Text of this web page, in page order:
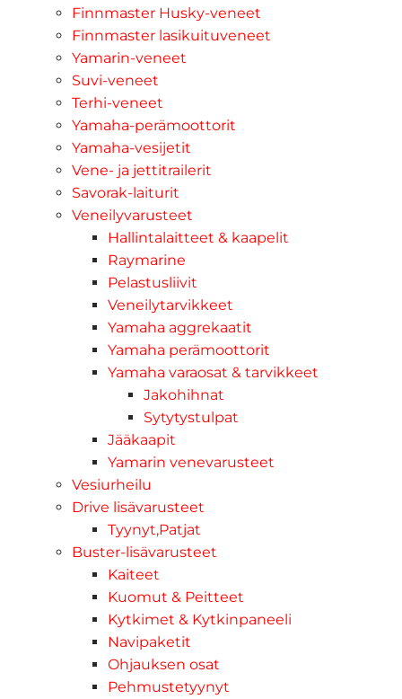
Finnmaster Husky-veneet
Finnmaster lasikuituveneet
Yamarin-veneet
Suvi-veneet
Terhi-veneet
Yamaha-perämoottorit
Yamaha-vesijetit
Vene- ja jettitrailerit
Savorak-laiturit
Veneilyvarusteet
Hallintalaitteet & kaapelit
Raymarine
Pelastusliivit
Veneilytarvikkeet
Yamaha aggrekaatit
Yamaha perämoottorit
Yamaha varaosat & tarvikkeet
Jakohihnat
Sytytystulpat
Jääkaapit
Yamarin venevarusteet
Vesiurheilu
Drive lisävarusteet
Tyynyt,Patjat
Buster-lisävarusteet
Kaiteet
Kuomut & Peitteet
Kytkimet & Kytkinpaneeli
Navipaketit
Ohjauksen osat
Pehmustetyynyt